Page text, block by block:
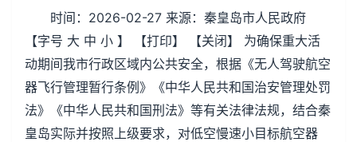
时间：2026-02-27 来源：秦皇岛市人民政府
【字号 大 中 小 】 【打印】 【关闭】 为确保重大活
动期间我市行政区域内公共安全，根据《无人驾驶航空
器飞行管理暂行条例》《中华人民共和国治安管理处罚
法》《中华人民共和国刑法》等有关法律法规，结合秦
皇岛实际并按照上级要求，对低空慢速小目标航空器